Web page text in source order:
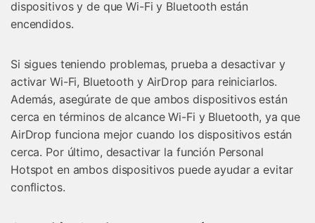
dispositivos y de que Wi-Fi y Bluetooth están
encendidos.
Si sigues teniendo problemas, prueba a desactivar y
activar Wi-Fi, Bluetooth y AirDrop para reiniciarlos.
Además, asegúrate de que ambos dispositivos están
cerca en términos de alcance Wi-Fi y Bluetooth, ya que
AirDrop funciona mejor cuando los dispositivos están
cerca. Por último, desactivar la función Personal
Hotspot en ambos dispositivos puede ayudar a evitar
conflictos.